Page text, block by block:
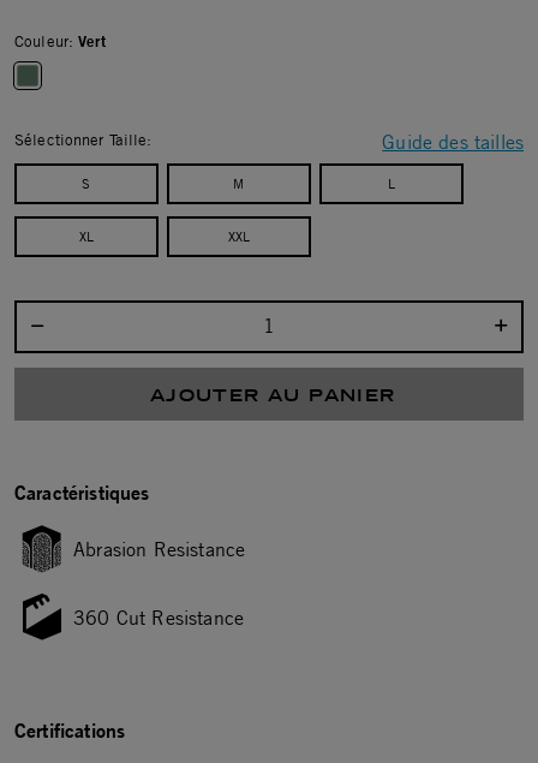
Couleur:Vert
Guide des tailles
Sélectionner Taille:
S M L
XL XXL
AJOUTER AU PANIER
Caractéristiques
Abrasion Resistance
360 Cut Resistance
Certifications